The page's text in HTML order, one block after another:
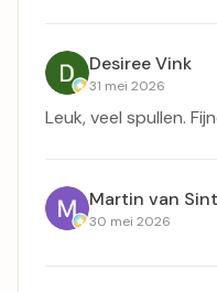
Desiree Vink
31 mei 2026
Leuk, veel spullen.
Martin van
30 mei 2026